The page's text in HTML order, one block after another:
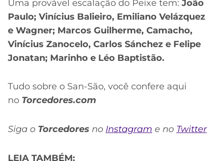
Uma provável escalação do Peixe tem: João
Paulo; Vinícius Balieiro, Emiliano Velázquez
e Wagner; Marcos Guilherme, Camacho,
Vinícius Zanocelo, Carlos Sánchez e Felipe
Jonatan; Marinho e Léo Baptistão.
Tudo sobre o San-São, você confere aqui
no Torcedores.com
Siga o Torcedores no Instagram e no Twitter
LEIA TAMBÉM: